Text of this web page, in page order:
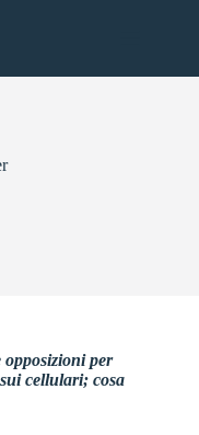
opposizioni per
cellulari; cosa